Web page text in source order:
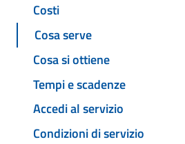
Costi
Cosa serve
Cosa si ottiene
Tempi e scadenze
Accedi al servizio
Condizioni di servizio